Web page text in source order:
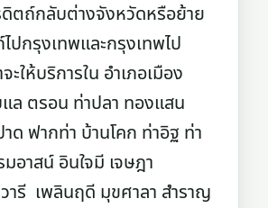
ตถ์กลับต่างจังหวัดหรือย้าย
ปกรุงเทพและกรุงเทพไป
ะให้บริการใน อำเภอเมือง
ล ตรอน ท่าปลา ทองแสน
ด ฟากท่า บ้านโคก ท่าอิฐ ท่า
มอาสน์ อินใจมี เจษฎา
ารี เพลินฤดี มุขศาลา สำราญ